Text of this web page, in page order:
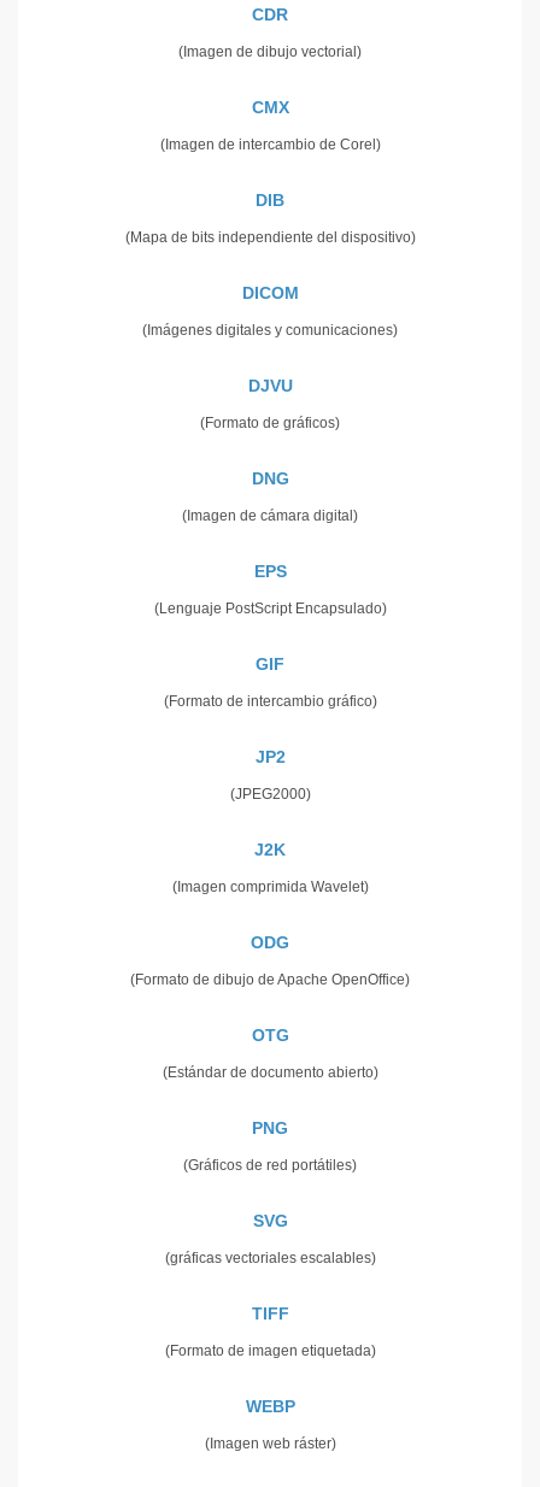
CDR
(Imagen de dibujo vectorial)
CMX
(Imagen de intercambio de Corel)
DIB
(Mapa de bits independiente del dispositivo)
DICOM
(Imágenes digitales y comunicaciones)
DJVU
(Formato de gráficos)
DNG
(Imagen de cámara digital)
EPS
(Lenguaje PostScript Encapsulado)
GIF
(Formato de intercambio gráfico)
JP2
(JPEG2000)
J2K
(Imagen comprimida Wavelet)
ODG
(Formato de dibujo de Apache OpenOffice)
OTG
(Estándar de documento abierto)
PNG
(Gráficos de red portátiles)
SVG
(gráficas vectoriales escalables)
TIFF
(Formato de imagen etiquetada)
WEBP
(Imagen web ráster)